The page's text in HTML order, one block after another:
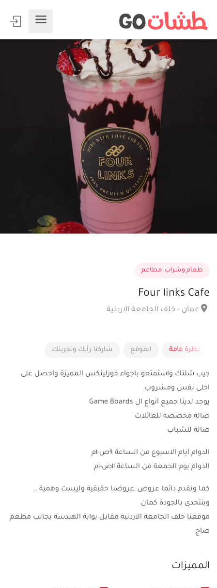
طعام وشراب, مطاعم
Four links Cafe
عمان - خلف الجامعة الاردنية
نظرة عامة الموقع شاركنا رأيك وتجربتك
جيب شلتك واستمتعو باجواء فورلينكس المميزة واحصل على
احلى نفس ومشروب
يوجد لدينا جميع انواع ال Game Boards
صالة مخصصة للعائلات
صالة للشباب
الدوام ايام الاسبوع من الساعة ٩ص-١م
الدوام يوم الجمعة من الساعة ١١ص-١م
كما ونقدم دائما عروض ,عروضنا حقيقية وليست وهمية ..
وبنتحدى بالجودة كمان
موقعنا خلف الجامعة الاردنية مقابل بوابة الهندسة بجانب مطعم
صاج
المميزات